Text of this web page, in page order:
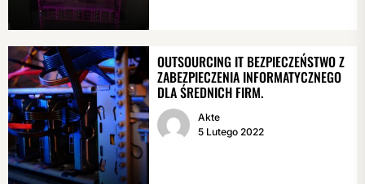
OUTSOURCING IT BEZPIECZEŃSTWO Z
ZABEZPIECZENIA INFORMATYCZNEGO
DLA ŚREDNICH FIRM.
Akte
5 Lutego 2022